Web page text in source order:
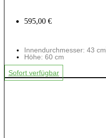
595,00 €
Innendurchmesser: 43 cm
Höhe: 60 cm
Sofort verfügbar